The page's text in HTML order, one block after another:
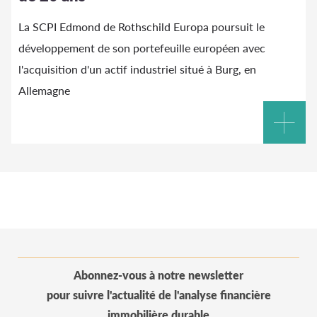
La SCPI Edmond de Rothschild Europa poursuit le
développement de son portefeuille européen avec
l'acquisition d'un actif industriel situé à Burg, en
Allemagne
Abonnez-vous à notre newsletter
pour suivre l'actualité de l'analyse financière